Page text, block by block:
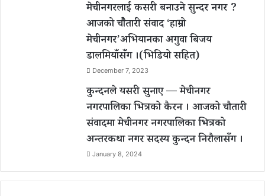
मेचीनगरलाई कसरी बनाउने सुन्दर नगर ?
आजको चौैतारी संवाद ‘हाम्रो
मेचीनगर’अभियानका अगुवा बिजय
डालमियाँसँग ।(भिडियो सहित)
December 7, 2023
कुन्दनले यसरी सुनाए — मेचीनगर
नगरपालिका भित्रको कैरन । आजको चौतारी
संवादमा मेचीनगर नगरपालिका भित्रको
अन्तरकथा नगर सदस्य कुन्दन निरौलासँग ।
January 8, 2024